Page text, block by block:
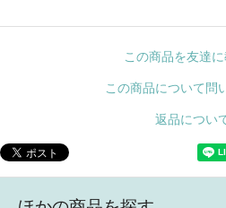
この商品を友達
この商品について問
返品につい